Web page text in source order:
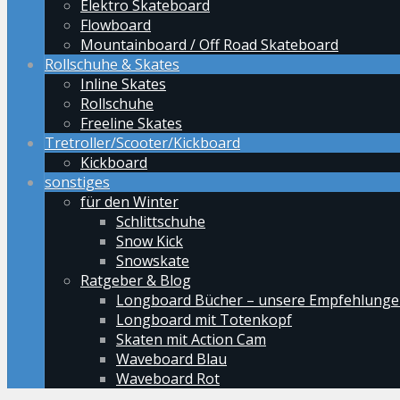
Elektro Skateboard
Flowboard
Mountainboard / Off Road Skateboard
Rollschuhe & Skates
Inline Skates
Rollschuhe
Freeline Skates
Tretroller/Scooter/Kickboard
Kickboard
sonstiges
für den Winter
Schlittschuhe
Snow Kick
Snowskate
Ratgeber & Blog
Longboard Bücher – unsere
Longboard mit Totenkopf
Skaten mit Action Cam
Waveboard Blau
Waveboard Rot